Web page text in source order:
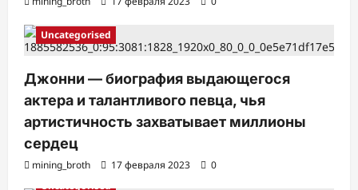
Uncategorised
Джонни — биография выдающегося
актера и талантливого певца, чья
артистичность захватывает миллионы
сердец
mining_broth 17 февраля 2023
0
Uncategorised